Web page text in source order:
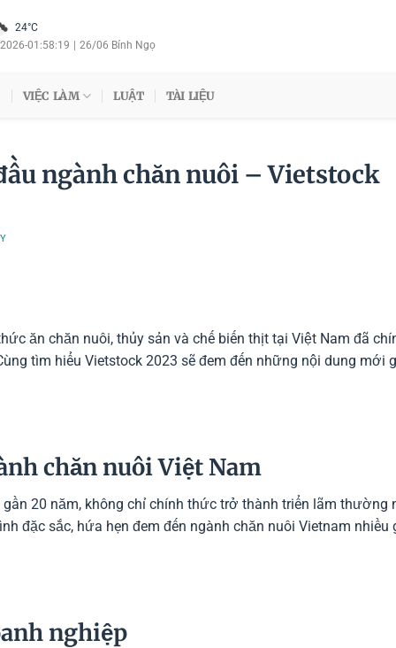
24°C
-01:58:20 26/06 Bính Ngọ
VIỆC LÀM LUẬT TÀI LIỆU
ngành chăn nuôi – Vietstock
ăn chăn nuôi, thủy sản và chế biến thịt tại Việt Nam đã
tìm hiểu Vietstock 2023 sẽ đem đến những nội dung mới
chăn nuôi Việt Nam
20 năm, không chỉ chính thức trở thành triển lãm thường
đặc sắc, hứa hẹn đem đến ngành chăn nuôi Vietnam nhiều
nghiệp